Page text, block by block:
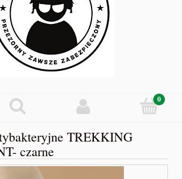
TREKKING
czarne